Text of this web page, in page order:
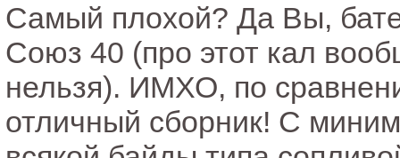
Самый плохой? Да Вы,
Союз 40 (про этот кал
нельзя). ИМХО, по
отличный сборник! С